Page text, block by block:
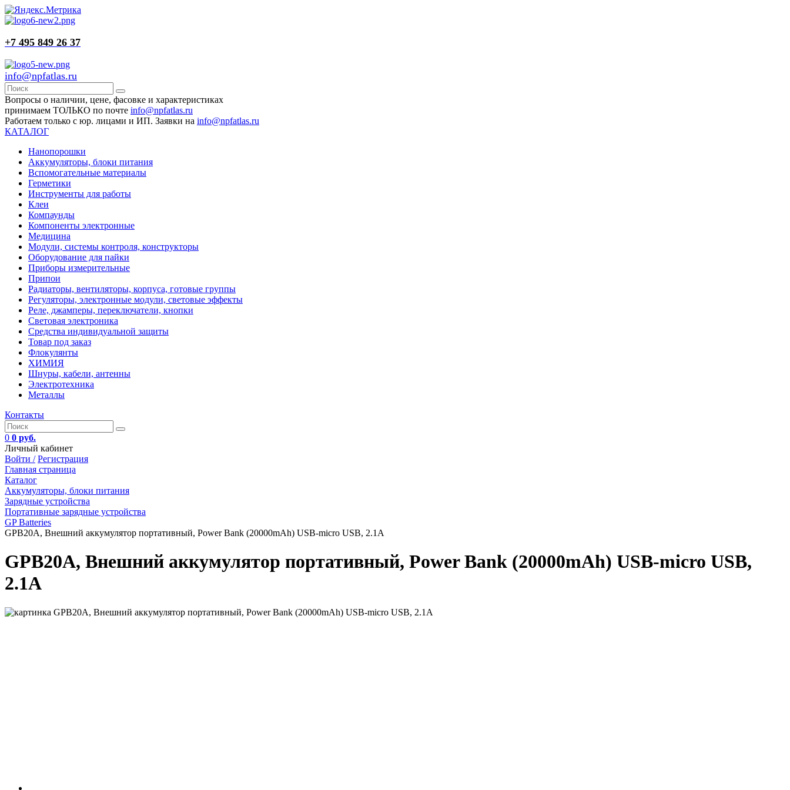
+7 495 849 26 37
info@npfatlas.ru
Вопросы о наличии, цене, фасовке и характеристиках
принимаем ТОЛЬКО по почте info@npfatlas.ru
Работаем только с юр. лицами и ИП. Заявки на info@npfatlas.ru
КАТАЛОГ
Нанопорошки
Аккумуляторы, блоки питания
Вспомогательные материалы
Герметики
Инструменты для работы
Клеи
Компаунды
Компоненты электронные
Медицина
Модули, системы контроля, конструкторы
Оборудование для пайки
Приборы измерительные
Припои
Радиаторы, вентиляторы, корпуса, готовые группы
Регуляторы, электронные модули, световые эффекты
Реле, джамперы, переключатели, кнопки
Световая электроника
Средства индивидуальной защиты
Товар под заказ
Флокулянты
ХИМИЯ
Шнуры, кабели, антенны
Электротехника
Металлы
Контакты
0 0 руб.
Личный кабинет
Войти / Регистрация
Главная страница
Каталог
Аккумуляторы, блоки питания
Зарядные устройства
Портативные зарядные устройства
GP Batteries
GPB20A, Внешний аккумулятор портативный, Power Bank (20000mAh) USB-micro USB, 2.1A
GPB20A, Внешний аккумулятор портативный, Power Bank (20000mAh) USB-micro USB,
2.1A